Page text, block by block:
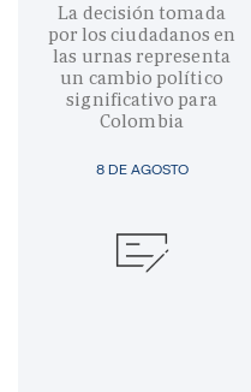
8 DE AGOSTO
La decisión tomada
por los ciudadanos en
las urnas representa
un cambio político
significativo para
Colombia